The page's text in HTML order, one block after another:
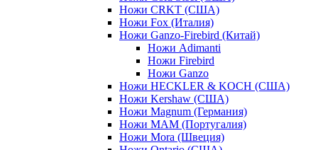
Ножи CRKT (США)
Ножи Fox (Италия)
Ножи Ganzo-Firebird (Китай)
Ножи Adimanti
Ножи Firebird
Ножи Ganzo
Ножи HECKLER & KOCH (США)
Ножи Kershaw (США)
Ножи Magnum (Германия)
Ножи MAM (Португалия)
Ножи Mora (Швеция)